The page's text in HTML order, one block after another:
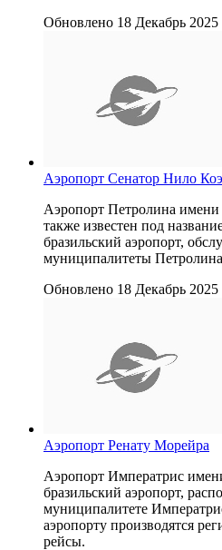
Обновлено 18 Декабрь 2025
Аэропорт Сенатор Нило
Аэропорт Петролина
также известен под
бразильский аэропорт,
муниципалитеты
Обновлено 18 Декабрь 2025
Аэропорт Ренату Морейра
Аэропорт Императрис
бразильский аэропорт,
муниципалитете
аэропорту производятся
рейсы.